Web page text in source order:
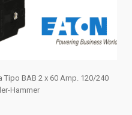
Tipo BAB 2 x 60 Amp. 120/240
Hammer